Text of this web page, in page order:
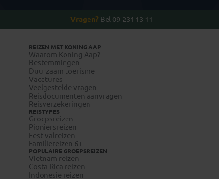
Vragen? Bel 09-234 13 11
REIZEN MET KONING AAP
Waarom Koning Aap?
Bestemmingen
Duurzaam toerisme
Vacatures
Veelgestelde vragen
Reisdocumenten aanvragen
Reisverzekeringen
REISTYPES
Groepsreizen
Pioniersreizen
Festivalreizen
Familiereizen 6+
POPULAIRE GROEPSREIZEN
Vietnam reizen
Costa Rica reizen
Indonesie reizen